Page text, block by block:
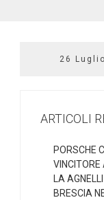
26
ARTICOLI
PORSCHE
VINCITORE
LA
BRESCIA